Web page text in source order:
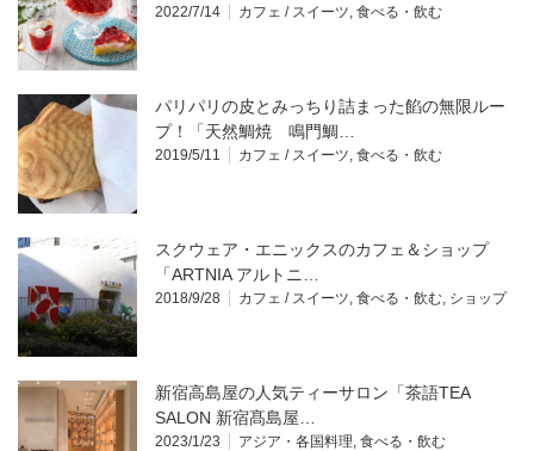
2022/7/14 カフェ / スイーツ, 食べる・飲む
パリパリの皮とみっちり詰まった餡の無限ルー
プ！「天然鯛焼 鳴門鯛…
2019/5/11 カフェ / スイーツ, 食べる・飲む
スクウェア・エニックスのカフェ＆ショップ
「ARTNIA アルトニ…
2018/9/28 カフェ / スイーツ, 食べる・飲む, ショップ
新宿高島屋の人気ティーサロン「茶語TEA
SALON 新宿髙島屋…
2023/1/23 アジア・各国料理, 食べる・飲む